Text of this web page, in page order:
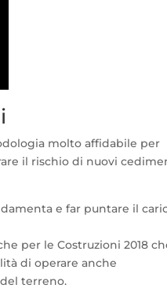
molto affidabile per
il rischio di nuovi
e far puntare il
per le Costruzioni 2018
di operare anche
terreno.